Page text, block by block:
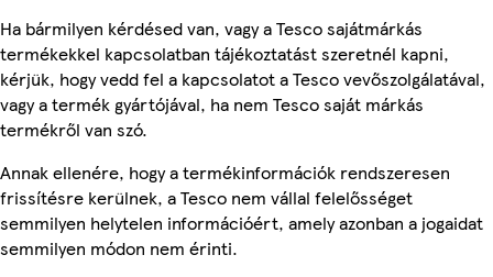
Ha bármilyen kérdésed van, vagy a Tesco sajátmárkás
termékekkel kapcsolatban tájékoztatást szeretnél kapni,
kérjük, hogy vedd fel a kapcsolatot a Tesco vevőszolgálatával,
vagy a termék gyártójával, ha nem Tesco saját márkás
termékről van szó.
Annak ellenére, hogy a termékinformációk rendszeresen
frissítésre kerülnek, a Tesco nem vállal felelősséget
semmilyen helytelen információért, amely azonban a jogaidat
semmilyen módon nem érinti.